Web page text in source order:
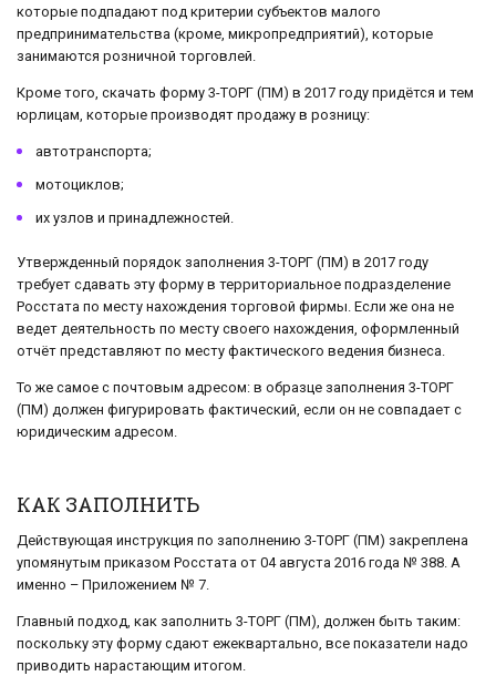
которые подпадают под критерии субъектов малого
предпринимательства (кроме, микропредприятий), которые
занимаются розничной торговлей.
Кроме того, скачать форму 3-ТОРГ (ПМ) в 2017 году придётся и тем
юрлицам, которые производят продажу в розницу:
автотранспорта;
мотоциклов;
их узлов и принадлежностей.
Утвержденный порядок заполнения 3-ТОРГ (ПМ) в 2017 году
требует сдавать эту форму в территориальное подразделение
Росстата по месту нахождения торговой фирмы. Если же она не
ведет деятельность по месту своего нахождения, оформленный
отчёт представляют по месту фактического ведения бизнеса.
То же самое с почтовым адресом: в образце заполнения 3-ТОРГ
(ПМ) должен фигурировать фактический, если он не совпадает с
юридическим адресом.
КАК ЗАПОЛНИТЬ
Действующая инструкция по заполнению 3-ТОРГ (ПМ) закреплена
упомянутым приказом Росстата от 04 августа 2016 года № 388. А
именно – Приложением № 7.
Главный подход, как заполнить 3-ТОРГ (ПМ), должен быть таким:
поскольку эту форму сдают ежеквартально, все показатели надо
приводить нарастающим итогом.